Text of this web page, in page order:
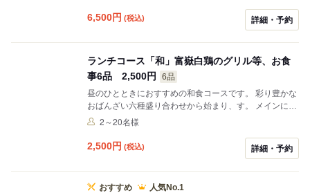
ごはんをご用意しました。食後はお濃い抹茶あいすでさ
6,500円 (税込) 詳細・予約
ランチコース「和」富嶽白鶏のグリル等、お食
事6品 2,500円
6品
昼のひとときにおすすめの和食コースです。 彩り豊かな
おばんざい六種盛り合わせから始まり、す。 メインに
は、旨味豊かな富嶽白鶏のグリル焼きをトマトおろしと
みいただけます。 しめには、鯛の旨味をたっぷりと閉じ
込めた鯛と三つ葉の土釜ご飯をご用意。食後は黒蜜きな
2～20名様
2,500円 (税込) 詳細・予約
おすすめ
人気No.1